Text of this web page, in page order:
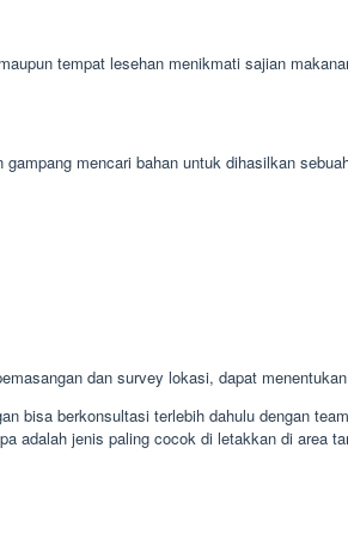
tempat lesehan menikmati sajian
mencari bahan untuk dihasilkan
dan survey lokasi, dapat
bisa berkonsultasi terlebih dahulu dengan
adalah jenis paling cocok di letakkan di area